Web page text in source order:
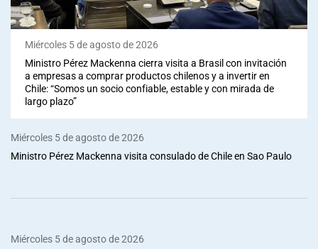
Miércoles 5 de agosto de 2026
Ministro Pérez Mackenna cierra visita a Brasil con invitación
a empresas a comprar productos chilenos y a invertir en
Chile: “Somos un socio confiable, estable y con mirada de
largo plazo”
Miércoles 5 de agosto de 2026
Ministro Pérez Mackenna visita consulado de Chile en Sao Paulo
Miércoles 5 de agosto de 2026